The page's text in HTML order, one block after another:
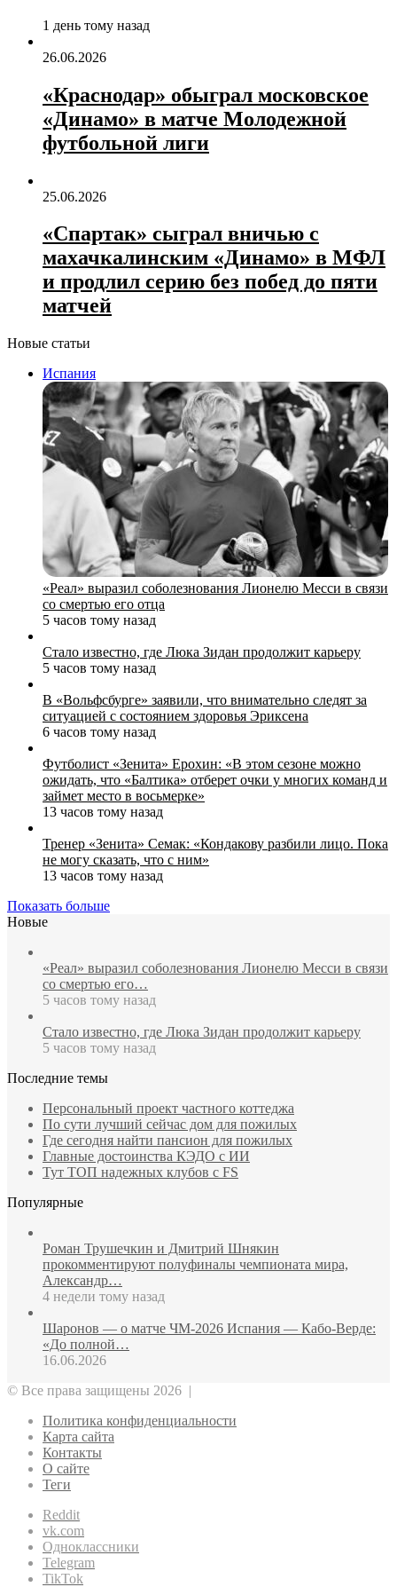
1 день тому назад
26.06.2026
«Краснодар» обыграл московское
«Динамо» в матче Молодежной
футбольной лиги
25.06.2026
«Спартак» сыграл вничью с
махачкалинским «Динамо» в МФЛ
и продлил серию без побед до пяти
матчей
Новые статьи
Испания
«Реал» выразил соболезнования Лионелю Месси в связи
со смертью его отца
5 часов тому назад
Стало известно, где Люка Зидан продолжит карьеру
5 часов тому назад
В «Вольфсбурге» заявили, что внимательно следят за
ситуацией с состоянием здоровья Эриксена
6 часов тому назад
Футболист «Зенита» Ерохин: «В этом сезоне можно
ожидать, что «Балтика» отберет очки у многих команд и
займет место в восьмерке»
13 часов тому назад
Тренер «Зенита» Семак: «Кондакову разбили лицо. Пока
не могу сказать, что с ним»
13 часов тому назад
Показать больше
Новые
«Реал» выразил соболезнования Лионелю Месси в связи
со смертью его…
5 часов тому назад
Стало известно, где Люка Зидан продолжит карьеру
5 часов тому назад
Последние темы
Персональный проект частного коттеджа
По сути лучший сейчас дом для пожилых
Где сегодня найти пансион для пожилых
Главные достоинства КЭДО с ИИ
Тут ТОП надежных клубов с FS
Популярные
Роман Трушечкин и Дмитрий Шнякин
прокомментируют полуфиналы чемпионата мира,
Александр…
4 недели тому назад
Шаронов — о матче ЧМ‑2026 Испания — Кабо‑Верде:
«До полной…
16.06.2026
© Все права защищены 2026 |
Политика конфиденциальности
Карта сайта
Контакты
О сайте
Теги
Reddit
vk.com
Одноклассники
Telegram
TikTok